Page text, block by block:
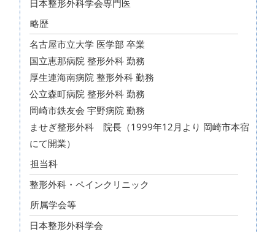
日本整形外科学会専門医
略歴
名古屋市立大学 医学部 卒業
国立恵那病院 整形外科 勤務
厚生連海南病院 整形外科 勤務
公立森町病院 整形外科 勤務
岡崎市鉄友会 宇野病院 勤務
ませぎ整形外科 院長（1999年12月より 岡崎市本宿
にて開業）
担当科
整形外科・ペインクリニック
所属学会等
日本整形外科学会